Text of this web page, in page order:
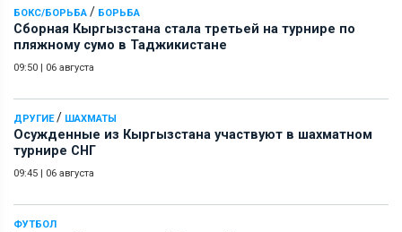
БОКС/БОРЬБА / БОРЬБА
Сборная Кыргызстана стала третьей на турнире по
пляжному сумо в Таджикистане
09:50 06 августа
ДРУГИЕ/ ШАХМАТЫ
Осужденные из Кыргызстана участвуют в шахматном
турнире СНГ
09:45 06 августа
ФУТБОЛ